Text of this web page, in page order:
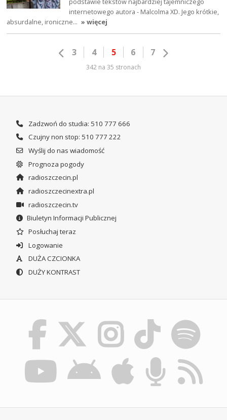
internetowego autora - Malcolma XD. Jego krótkie,
absurdalne, ironiczne… » więcej
3 4 5 6 7
342 na 35 stronach
Zadzwoń do studia: 510 777 666
Czujny non stop: 510 777 222
Wyślij do nas wiadomość
Prognoza pogody
radioszczecin.pl
radioszczecinextra.pl
radioszczecin.tv
Biuletyn Informacji Publicznej
Posłuchaj teraz
Logowanie
DUŻA CZCIONKA
DUŻY KONTRAST